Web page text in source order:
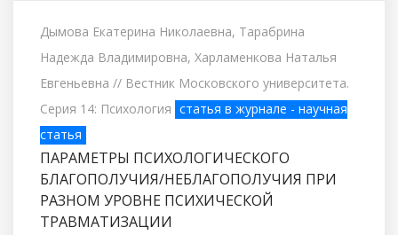
Дымова Екатерина Николаевна, Тарабрина
Надежда Владимировна, Харламенкова Наталья
Евгеньевна // Вестник Московского университета.
Серия 14: Психология статья в журнале - научная
статья
ПАРАМЕТРЫ ПСИХОЛОГИЧЕСКОГО
БЛАГОПОЛУЧИЯ/НЕБЛАГОПОЛУЧИЯ ПРИ
РАЗНОМ УРОВНЕ ПСИХИЧЕСКОЙ
ТРАВМАТИЗАЦИИ